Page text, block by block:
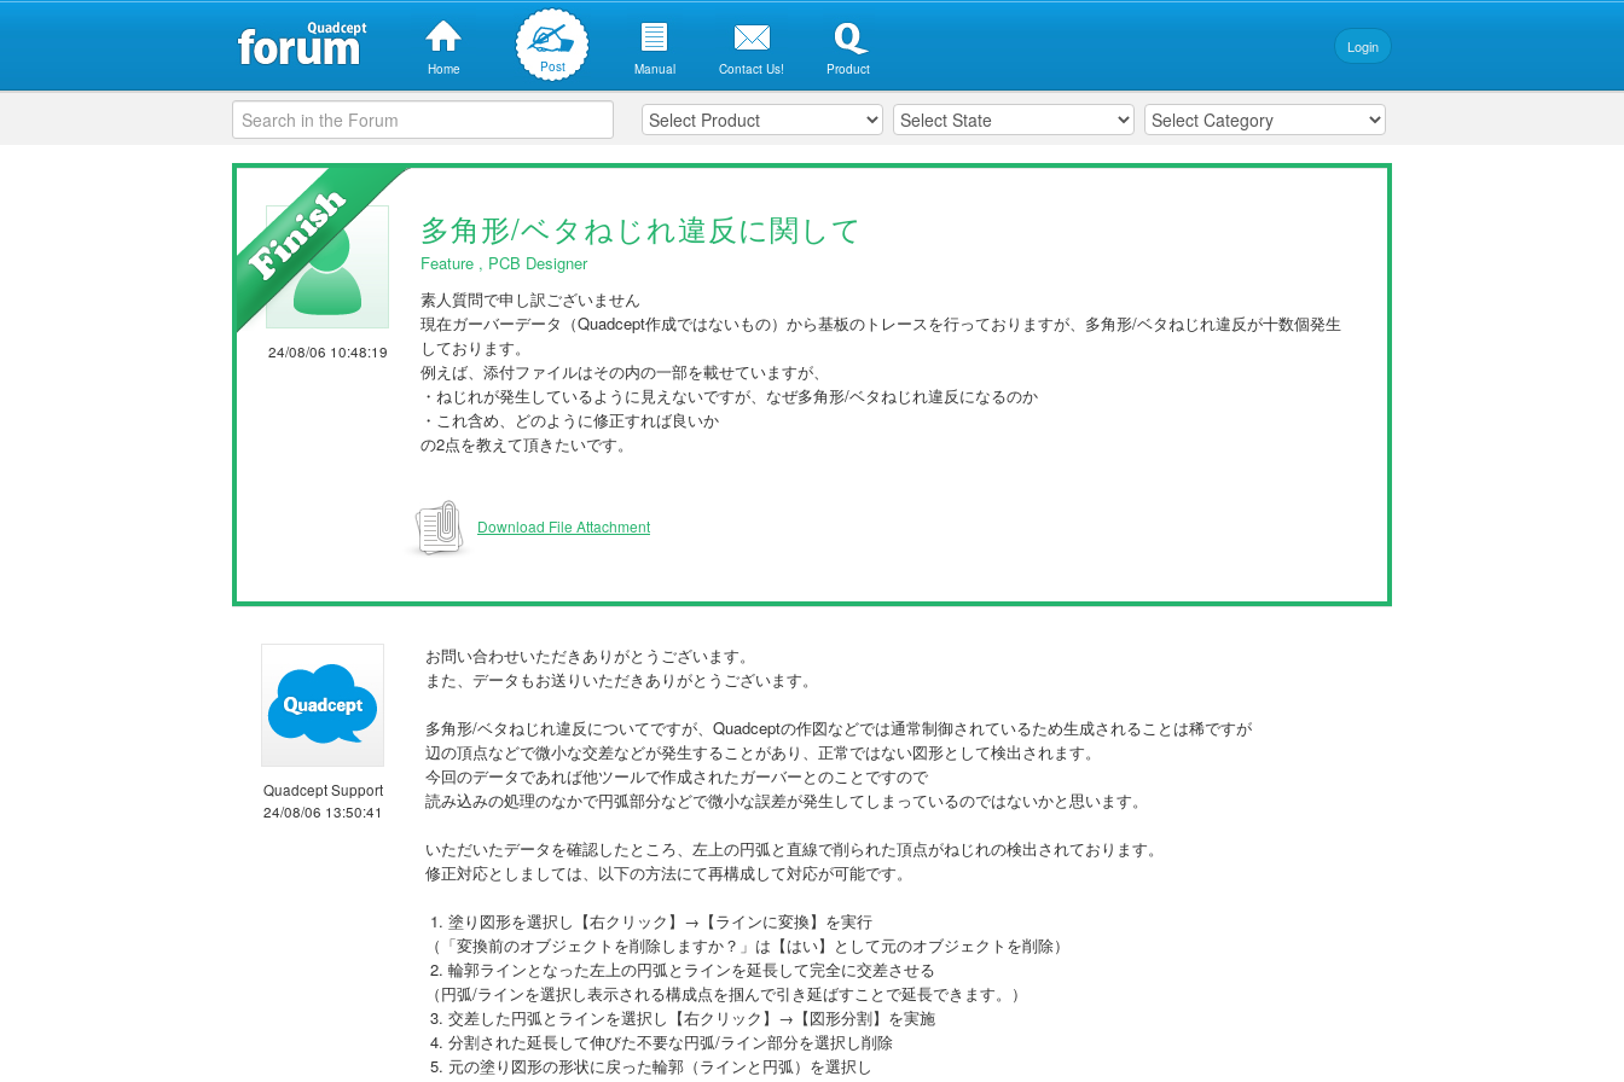
Home Post Manual Contact Us! Product
Login
24/08/06 10:48:19
多角形/ベタねじれ違反に関して
Feature , PCB Designer
素人質問で申し訳ございません
現在ガーバーデータ（Quadcept作成ではないもの）から基板のトレースを行っておりますが、多角形/ベタねじれ違反が十数個発生
しております。
例えば、添付ファイルはその内の一部を載せていますが、
・ねじれが発生しているように見えないですが、なぜ多角形/ベタねじれ違反になるのか
・これ含め、どのように修正すれば良いか
の2点を教えて頂きたいです。
Download File Attachment
Quadcept Support
24/08/06 13:50:41
お問い合わせいただきありがとうございます。
また、データもお送りいただきありがとうございます。
多角形/ベタねじれ違反についてですが、Quadceptの作図などでは通常制御されているため生成されることは稀ですが
辺の頂点などで微小な交差などが発生することがあり、正常ではない図形として検出されます。
今回のデータであれば他ツールで作成されたガーバーとのことですので
読み込みの処理のなかで円弧部分などで微小な誤差が発生してしまっているのではないかと思います。
いただいたデータを確認したところ、左上の円弧と直線で削られた頂点がねじれの検出されております。
修正対応としましては、以下の方法にて再構成して対応が可能です。
1. 塗り図形を選択し【右クリック】→【ラインに変換】を実行
（「変換前のオブジェクトを削除しますか？」は【はい】として元のオブジェクトを削除）
2. 輪郭ラインとなった左上の円弧とラインを延長して完全に交差させる
（円弧/ラインを選択し表示される構成点を掴んで引き延ばすことで延長できます。）
3. 交差した円弧とラインを選択し【右クリック】→【図形分割】を実施
4. 分割された延長して伸びた不要な円弧/ライン部分を選択し削除
5. 元の塗り図形の形状に戻った輪郭（ラインと円弧）を選択し